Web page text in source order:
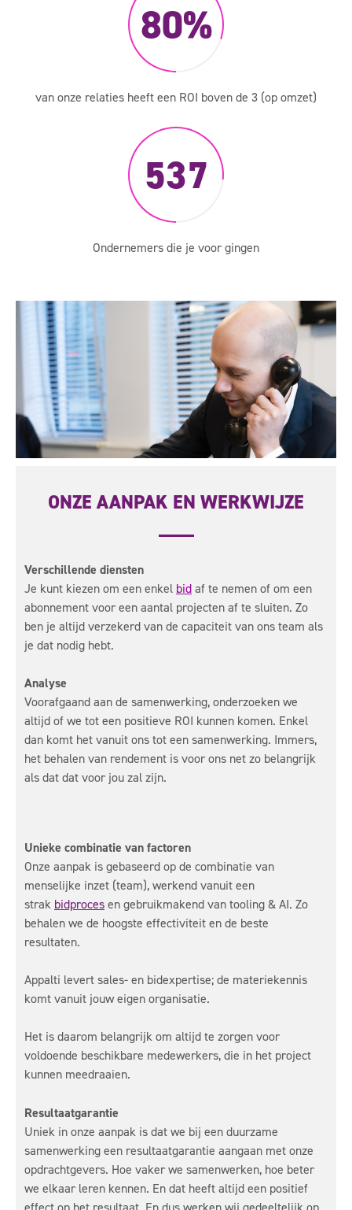
80
van onze relaties heeft een ROI boven de 3 (op omzet)
537
Ondernemers die je voor gingen
ONZE AANPAK EN WERKWIJZE
Verschillende diensten
Je kunt kiezen om een enkel bidaf te nemen of om een
abonnement voor een aantal projecten af te sluiten. Zo
ben je altijd verzekerd van de capaciteit van ons team als
je dat nodig hebt.
Analyse
Voorafgaand aan de samenwerking, onderzoeken we
altijd of we tot een positieve ROI kunnen komen. Enkel
dan komt het vanuit ons tot een samenwerking. Immers,
het behalen van rendement is voor ons net zo belangrijk
als dat dat voor jou zal zijn.
Unieke combinatie van factoren
Onze aanpak is gebaseerd op de combinatie van
menselijke inzet (team), werkend vanuit een
strak bidprocesen gebruikmakend van tooling & AI. Zo
behalen we de hoogste effectiviteit en de beste
resultaten.
Appalti levert sales- en bidexpertise; de materiekennis
komt vanuit jouw eigen organisatie.
Het is daarom belangrijk om altijd te zorgen voor
voldoende beschikbare medewerkers, die in het project
kunnen meedraaien.
Resultaatgarantie
Uniek in onze aanpak is dat we bij een duurzame
samenwerking een resultaatgarantie aangaan met onze
opdrachtgevers. Hoe vaker we samenwerken, hoe beter
we elkaar leren kennen. En dat heeft altijd een positief